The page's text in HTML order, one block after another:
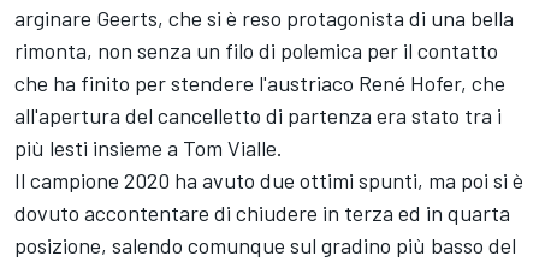
arginare Geerts, che si è reso protagonista di una bella
rimonta, non senza un filo di polemica per il contatto
che ha finito per stendere l'austriaco René Hofer, che
all'apertura del cancelletto di partenza era stato tra i
più lesti insieme a Tom Vialle.
Il campione 2020 ha avuto due ottimi spunti, ma poi si è
dovuto accontentare di chiudere in terza ed in quarta
posizione, salendo comunque sul gradino più basso del